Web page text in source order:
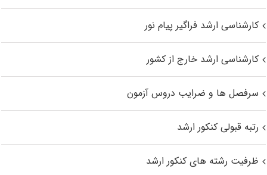
کارشناسی ارشد فراگیر پیام نور
کارشناسی ارشد خارج از کشور
سرفصل ها و ضرایب دروس آزمون
رتبه قبولی کنکور ارشد
ظرفیت رشته های کنکور ارشد